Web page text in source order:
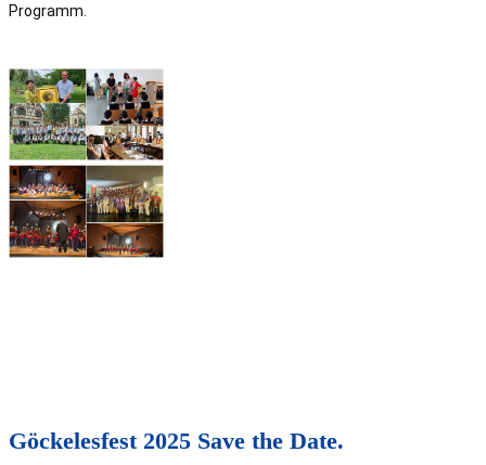
Programm.
Göckelesfest 2025 Save the Date.